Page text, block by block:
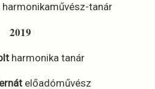
harmonikaművész-tanár
2019
harmonika tanár
előadóművész